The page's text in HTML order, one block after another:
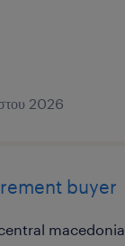
2026
buyer
macedonia